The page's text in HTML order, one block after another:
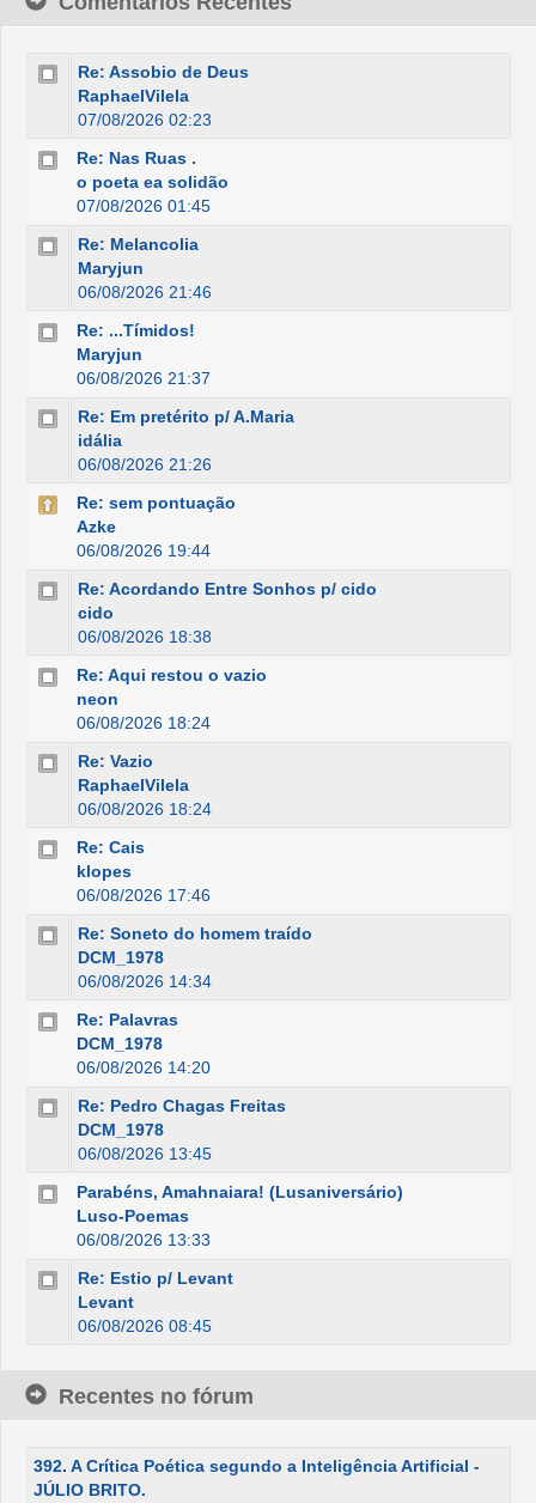
Re: Assobio de Deus
RaphaelVilela
07/08/2026 02:23
Re: Nas Ruas .
o poeta ea solidão
07/08/2026 01:45
Re: Melancolia
Maryjun
06/08/2026 21:46
Re: ...Tímidos!
Maryjun
06/08/2026 21:37
Re: Em pretérito p/ A.Maria
idália
06/08/2026 21:26
Re: sem pontuação
Azke
06/08/2026 19:44
Re: Acordando Entre Sonhos p/ cido
cido
06/08/2026 18:38
Re: Aqui restou o vazio
neon
06/08/2026 18:24
Re: Vazio
RaphaelVilela
06/08/2026 18:24
Re: Cais
klopes
06/08/2026 17:46
Re: Soneto do homem traído
DCM_1978
06/08/2026 14:34
Re: Palavras
DCM_1978
06/08/2026 14:20
Re: Pedro Chagas Freitas
DCM_1978
06/08/2026 13:45
Parabéns, Amahnaiara! (Lusaniversário)
Luso-Poemas
06/08/2026 13:33
Re: Estio p/ Levant
Levant
06/08/2026 08:45
Recentes no fórum
392. A Crítica Poética segundo a Inteligência Artificial -
JÚLIO BRITO.